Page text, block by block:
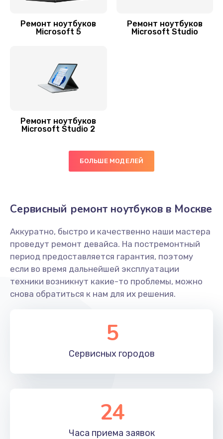
Замена оперативной памяти
690 руб.
Замена жесткого диска
Замена вебкамеры
Заказать
Ремонт разъема питания
990 руб.
Заказать
Замена южного моста
Заказать
Замена северного моста
Заказать
Замена процессора
Ремонт ноутбуков
Microsoft 5
Ремонт ноутбуков
Microsoft Studio
Ремонт ноутбуков
Microsoft Studio 2
БОЛЬШЕ МОДЕЛЕЙ
Сервисный ремонт ноутбуков в Москве
Аккуратно, быстро и качественно наши мастера
проведут ремонт девайса. На постремонтный
период предоставляется гарантия, поэтому
если во время дальнейшей эксплуатации
техники возникнут какие-то проблемы, можно
снова обратиться к нам для их решения.
5
Сервисных городов
24
Часа приема заявок